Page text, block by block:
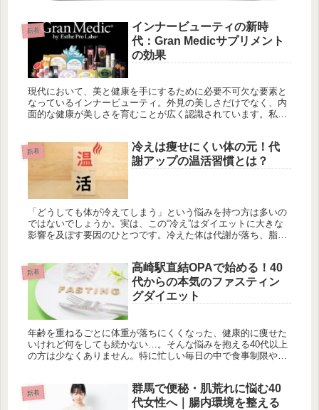
新着
インナービューティの新時
代：Gran Medicサプリメント
の効果
現代において、美と健康を手にするために必要不可欠な要素と
なっているインナービューティ。外見の美しさだけでなく、内
面的な健康が美しさを育むことが広く認識されています。私た
新着
冷えは痩せにくい体の元！代
謝アップの温活習慣とは？
「どうしても体が冷えてしまう」という悩みを持つ方は多いの
ではないでしょうか。実は、この“冷え”はダイエットに大きな
影響を及ぼす要因のひとつです。冷えた体は代謝が落ち、脂肪
新着
高崎駅直結OPAで始める！40
代からの本気のファスティン
グダイエット
年齢を重ねるごとに体重が落ちにくくなった、健康的に痩せた
いけれど何をしても続かない…。そんな悩みを抱える40代以上
の方は少なくありません。特に忙しい毎日の中で食事制限や激
新着
群馬で便秘・肌荒れに悩む40
代女性へ｜腸内環境を整える